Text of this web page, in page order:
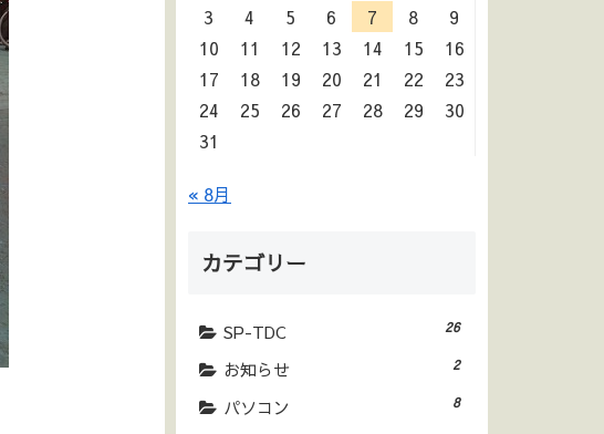
3
4 5 6 7 8
9
10
11 12 13 14 15
16
17
18 19 20 21 22
23
24
25 26 27 28 29
30
31
« 8月
カテゴリー
SP-TDC 26
お知らせ 2
パソコン 8